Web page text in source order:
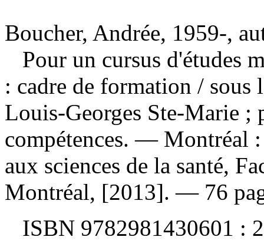
Boucher, Andrée, 1959-,
Pour un cursus d'études
: cadre de formation / sous
Louis-Georges Ste-Marie ;
compétences. — Montréal
aux sciences de la santé,
Montréal, [2013]. — 76
ISBN 9782981430601 :